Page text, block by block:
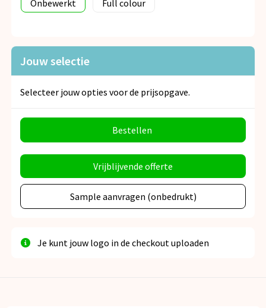
Onbewerkt
Full colour
Jouw selectie
Selecteer jouw opties voor de prijsopgave.
Bestellen
Vrijblijvende offerte
Sample aanvragen (onbedrukt)
Je kunt jouw logo in de checkout uploaden